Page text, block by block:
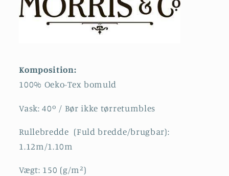
Komposition:
100% Oeko-Tex bomuld
Vask: 40º / Bør ikke tørretumbles
Rullebredde (Fuld bredde/brugbar):
1.12m/1.10m
Vægt: 150 (g/m²)